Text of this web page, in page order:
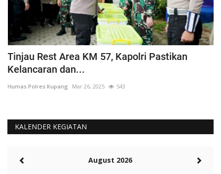
Tinjau Rest Area KM 57, Kapolri Pastikan
Kelancaran dan...
Humas Polres Kupang Mar 26, 2025 543
KALENDER KEGIATAN
August 2026